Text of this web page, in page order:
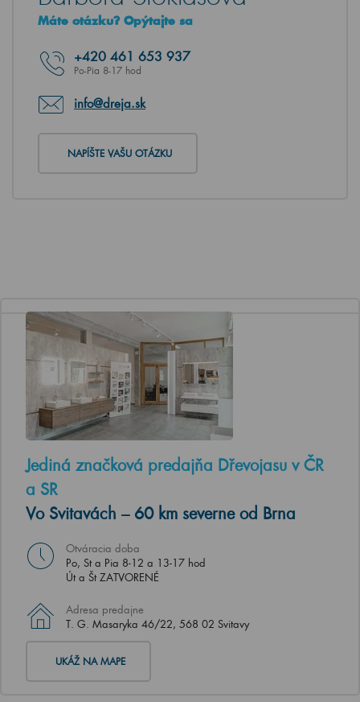
Máte otázku? Opýtajte sa
+420 461 653 937
Po-Pia 8-17 hod
info@dreja.sk
NAPÍŠTE VAŠU OTÁZKU
Jediná značková predajňa Dřevojasu v ČR
a SR
Vo Svitavách – 60 km severne od Brna
Otváracia doba
Po, St a Pia 8-12 a 13-17 hod
Út a Št ZATVORENÉ
Adresa predajne
T. G. Masaryka 46/22, 568 02 Svitavy
UKÁŽ NA MAPE